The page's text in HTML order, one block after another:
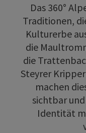
Das 360°
Traditionen,
Kulturerbe
die
die
Steyrer
machen
sichtbar
Identität